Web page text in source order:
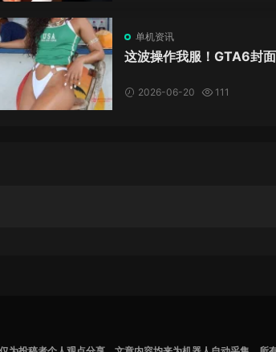
单机资讯
这波操作我服！GTA6封
模式又上线了
2026-06-20 111